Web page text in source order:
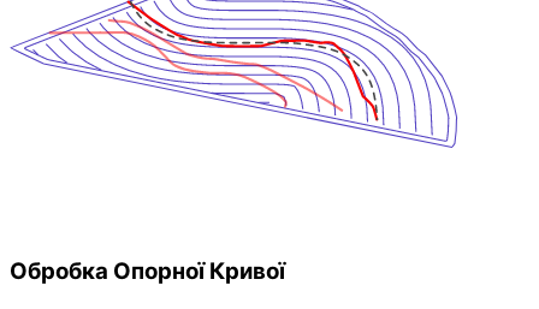
Обробка Опорної Кривої